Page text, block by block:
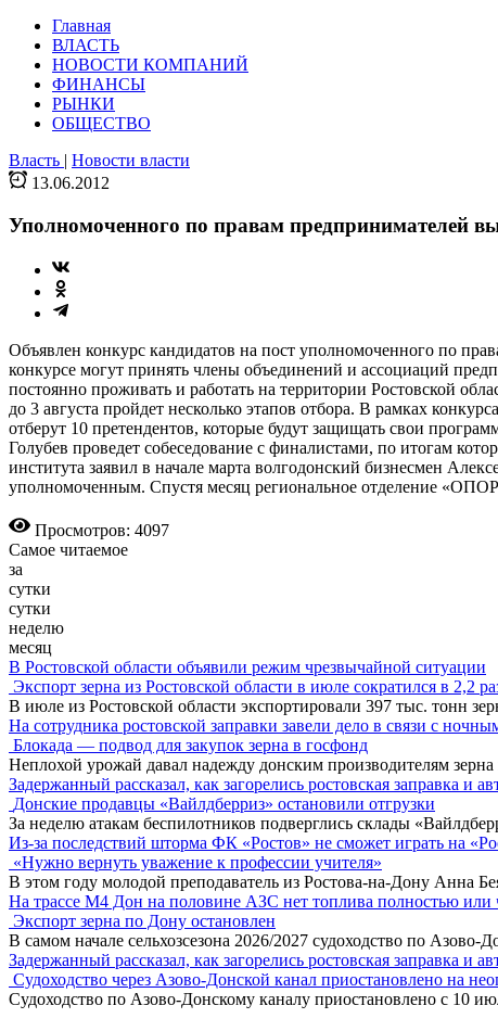
Главная
ВЛАСТЬ
НОВОСТИ КОМПАНИЙ
ФИНАНСЫ
РЫНКИ
ОБЩЕСТВО
Власть | Новости власти
13.06.2012
Уполномоченного по правам предпринимателей
Объявлен конкурс кандидатов на пост уполномоченного по
конкурсе могут принять члены объединений и ассоциаций
постоянно проживать и работать на территории Ростовской
до 3 августа пройдет несколько этапов отбора. В рамках
отберут 10 претендентов, которые будут защищать свои
Голубев проведет собеседование с финалистами, по итогам
института заявил в начале марта волгодонский бизнесмен
уполномоченным. Спустя месяц региональное отделение
Просмотров: 4097
Самое читаемое
за
сутки
сутки
неделю
месяц
В Ростовской области объявили режим чрезвычайной ситуации
Экспорт зерна из Ростовской области в июле сократился в 2,2
В июле из Ростовской области экспортировали 397 тыс. тонн
На сотрудника ростовской заправки завели дело в связи с
Блокада — подвод для закупок зерна в госфонд
Неплохой урожай давал надежду донским производителям
Задержанный рассказал, как загорелись ростовская заправка и
Донские продавцы «Вайлдберриз» остановили отгрузки
За неделю атакам беспилотников подверглись склады
Из-за последствий шторма ФК «Ростов» не сможет играть на
«Нужно вернуть уважение к профессии учителя»
В этом году молодой преподаватель из Ростова-на-Дону Анна
На трассе М4 Дон на половине АЗС нет топлива полностью или
Экспорт зерна по Дону остановлен
В самом начале сельхозсезона 2026/2027 судоходство по Азово-
Задержанный рассказал, как загорелись ростовская заправка и
Судоходство через Азово-Донской канал приостановлено на
Судоходство по Азово-Донскому каналу приостановлено с 10